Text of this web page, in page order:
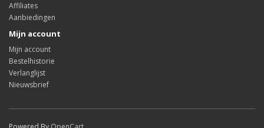
Affiliates
Aanbiedingen
Mijn account
Mijn account
Bestelhistorie
Verlanglijst
Nieuwsbrief